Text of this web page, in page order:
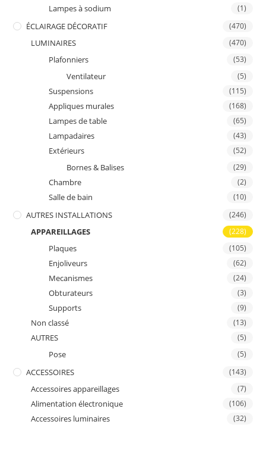
Lampes à sodium (1)
ÉCLAIRAGE DÉCORATIF (470)
LUMINAIRES (470)
Plafonniers (53)
Ventilateur (5)
Suspensions (115)
Appliques murales (168)
Lampes de table (65)
Lampadaires (43)
Extérieurs (52)
Bornes & Balises (29)
Chambre (2)
Salle de bain (10)
AUTRES INSTALLATIONS (246)
APPAREILLAGES (228)
Plaques (105)
Enjoliveurs (62)
Mecanismes (24)
Obturateurs (3)
Supports (9)
Non classé (13)
AUTRES (5)
Pose (5)
ACCESSOIRES (143)
Accessoires appareillages (7)
Alimentation électronique (106)
Accessoires luminaires (32)